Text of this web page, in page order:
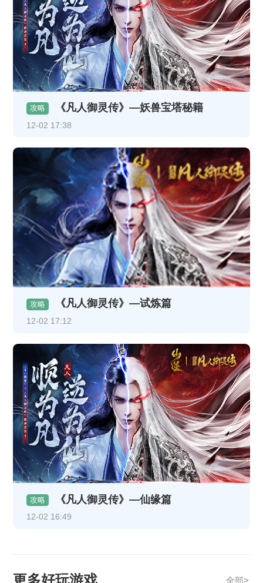
攻略 《凡人御灵传》—妖兽宝塔秘籍
12-02 17:38
攻略 《凡人御灵传》—试炼篇
12-02 17:12
攻略 《凡人御灵传》—仙缘篇
12-02 16:49
全部>